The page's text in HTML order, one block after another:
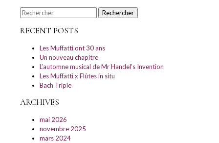
Rechercher
RECENT POSTS
Les Muffatti ont 30 ans
Un nouveau chapitre
L’automne musical de Mr Handel’s Invention
Les Muffatti x Flûtes in situ
Bach Triple
ARCHIVES
mai 2026
novembre 2025
mars 2024